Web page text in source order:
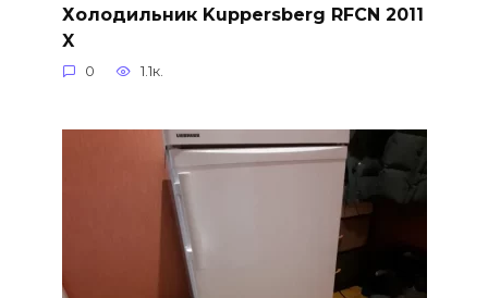
Холодильник Kuppersberg RFCN 2011
X
0 1.1к.